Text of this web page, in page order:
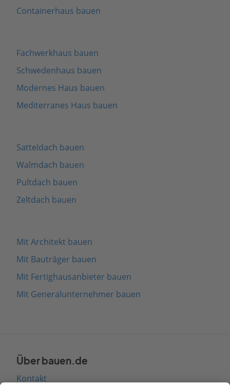
Containerhaus bauen
Fachwerkhaus bauen
Schwedenhaus bauen
Modernes Haus bauen
Mediterranes Haus bauen
Satteldach bauen
Walmdach bauen
Pultdach bauen
Zeltdach bauen
Mit Architekt bauen
Mit Bauträger bauen
Mit Fertighausanbieter bauen
Mit Generalunternehmer bauen
Über bauen.de
Kontakt